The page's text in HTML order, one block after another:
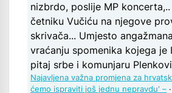
nizbrdo, poslije MP
četniku Vučiću na njegove
skrivača... Umjesto
vraćanju spomenika kojega je
pitaj srbe i komunjaru
Najavljena važna promjena za
ćemo ispraviti još jednu nepravdu' – ·